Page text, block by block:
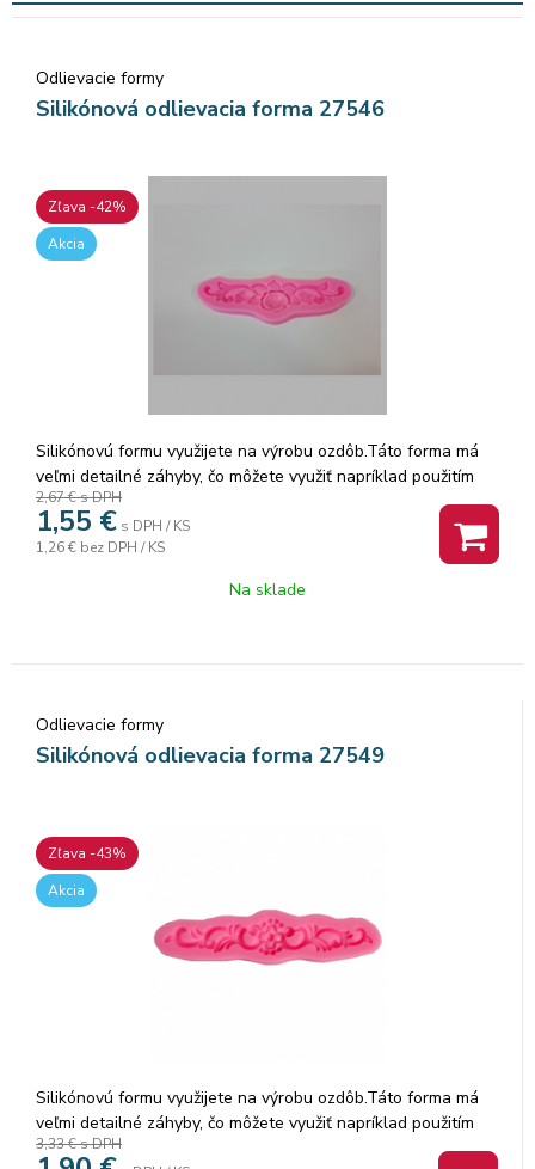
Odlievacie formy
Silikónová odlievacia forma 27546
Zľava -42%
Akcia
Silikónovú formu využijete na výrobu ozdôb.Táto forma má
veľmi detailné záhyby, čo môžete využiť napríklad použitím
Gesso pasty, Heavy body gélu, modelovaciej pasty,
samotvrdnúcej hmoty, slonovinovej živice a dosiahnete tak
nádherný vzor, ktorý je ohybný a môžete ním dekorovať aj
2,67 €s DPH
1,55 € s DPH / KS
1,26 € bez DPH / KS
Na sklade
Odlievacie formy
Silikónová odlievacia forma 27549
Zľava -43%
Akcia
Silikónovú formu využijete na výrobu ozdôb.Táto forma má
veľmi detailné záhyby, čo môžete využiť napríklad použitím
Gesso pasty, Heavy body gélu, modelovaciej pasty,
3,33 €s DPH